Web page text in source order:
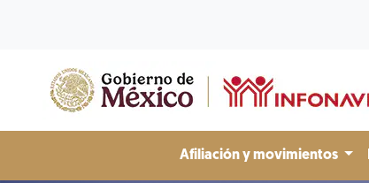
Afiliación y movimientos